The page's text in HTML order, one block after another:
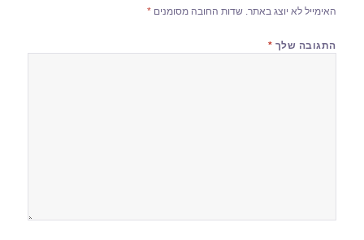
האימייל לא יוצג באתר. שדות החובה מסומנים*
התגובה שלך *